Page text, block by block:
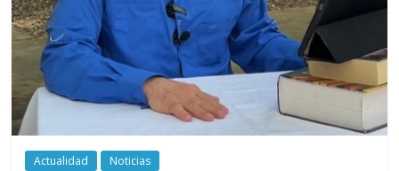
Actualidad Noticias